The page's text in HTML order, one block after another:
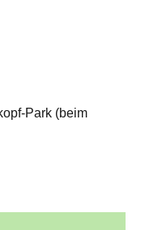
Park (beim